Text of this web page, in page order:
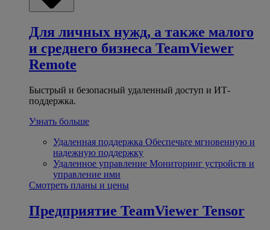
Для личных нужд, а также малого
и среднего бизнеса TeamViewer
Remote
Быстрый и безопасный удаленный доступ и ИТ-
поддержка.
Узнать больше
Удаленная поддержка Обеспечьте мгновенную и
надежную поддержку
Удаленное управление Мониторинг устройств и
управление ими
Смотреть планы и цены
Предприятие TeamViewer Tensor